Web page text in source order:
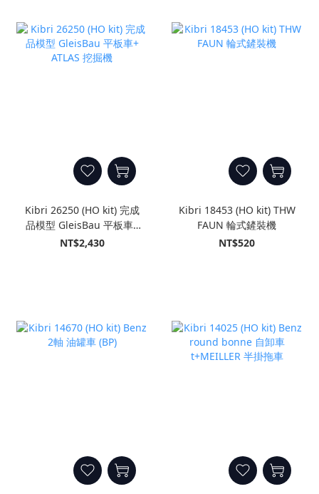
Kibri 26250 (HO kit) 完成
品模型 GleisBau 平板車+
ATLAS 挖掘機
NT$2,430
Kibri 18453 (HO kit) THW
FAUN 輪式鏟裝機
NT$520